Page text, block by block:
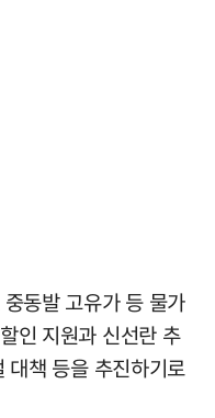
동발 고유가 등 물가
인 지원과 신선란 추
대책 등을 추진하기로